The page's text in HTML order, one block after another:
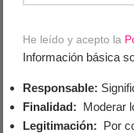
He leído y acepto la
Información básica
Responsable:
Finalidad: Moderar
Legitimación: Por